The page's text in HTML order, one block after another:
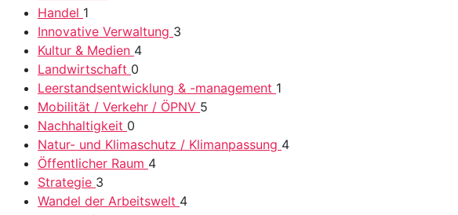
Handel 1
Innovative Verwaltung 3
Kultur & Medien 4
Landwirtschaft 0
Leerstandsentwicklung & -management 1
Mobilität / Verkehr / ÖPNV 5
Nachhaltigkeit 0
Natur- und Klimaschutz / Klimanpassung 4
Öffentlicher Raum 4
Strategie 3
Wandel der Arbeitswelt 4